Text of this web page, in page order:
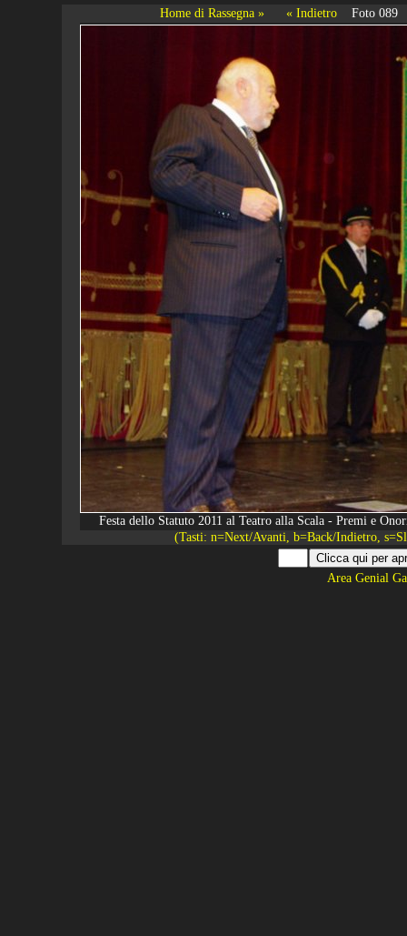
Home di Rassegna » « Indietro Foto 089
Festa dello Statuto 2011 al Teatro alla Scala - Premi e
(Tasti: n=Next/Avanti, b=Back/Indietro,
Area Genial